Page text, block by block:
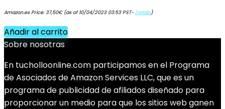
Amazon.es Price: 37,50€(as of 10/04/2023 03:53 PST-Details)
Añadir al carrito
Sobre nosotras
En tucholloonline.com participamos en el Programa
de Asociados de Amazon Services LLC, que es un
programa de publicidad de afiliados diseñado para
proporcionar un medio para que los sitios web ganen